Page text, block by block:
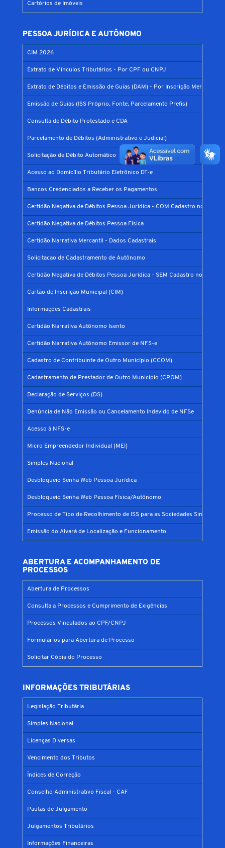
Cartórios de Imóveis
PESSOA JURÍDICA E AUTÔNOMO
CIM 2026
Extrato de Vínculos Tributários - Por CPF ou CNPJ
Extrato de Débitos e Emissão de Guias (DAM) - Por Inscrição Mercantil
Emissão de Guias (ISS Próprio, Fonte, Parcelamento Prefis)
Consulta de Débito Protestado e CDA
Parcelamento de Débitos (Administrativo e Judicial)
Solicitação de Débito Automático
Acesso ao Domicílio Tributário Eletrônico DT-e
Bancos Credenciados a Receber os Pagamentos
Certidão Negativa de Débitos Pessoa Jurídica - COM Cadastro no
Certidão Negativa de Débitos Pessoa Física
Certidão Narrativa Mercantil - Dados Cadastrais
Solicitacao de Cadastramento de Autônomo
Certidão Negativa de Débitos Pessoa Jurídica - SEM Cadastro no
Cartão de Inscrição Municipal (CIM)
Informações Cadastrais
Certidão Narrativa Autônomo Isento
Certidão Narrativa Autônomo Emissor de NFS-e
Cadastro de Contribuinte de Outro Município (CCOM)
Cadastramento de Prestador de Outro Município (CPOM)
Declaração de Serviços (DS)
Denúncia de Não Emissão ou Cancelamento Indevido de NFSe
Acesso à NFS-e
Micro Empreendedor Individual (MEI)
Simples Nacional
Desbloqueio Senha Web Pessoa Jurídica
Desbloqueio Senha Web Pessoa Física/Autônomo
Processo de Tipo de Recolhimento de ISS para as Sociedades Simples
Emissão do Alvará de Localização e Funcionamento
ABERTURA E ACOMPANHAMENTO DE
PROCESSOS
Abertura de Processos
Consulta a Processos e Cumprimento de Exigências
Processos Vinculados ao CPF/CNPJ
Formulários para Abertura de Processo
Solicitar Cópia do Processo
INFORMAÇÕES TRIBUTÁRIAS
Legislação Tributária
Simples Nacional
Licenças Diversas
Vencimento dos Tributos
Índices de Correção
Conselho Administrativo Fiscal - CAF
Pautas de Julgamento
Julgamentos Tributários
Informações Financeiras